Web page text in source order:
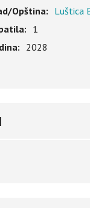
Opština:
Luštica
1
2028